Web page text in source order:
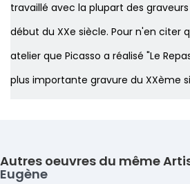
travaillé avec la plupart des
début du XXe siècle. Pour n'en citer
atelier que Picasso a réalisé "Le
plus importante gravure du XXème
Autres oeuvres du même
Eugène